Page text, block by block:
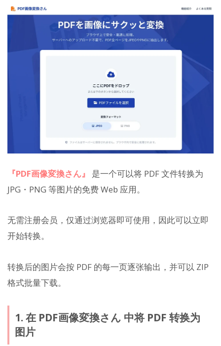
『PDF画像変換さん』
是一个可以将 PDF 文件转换为
JPG・PNG 等图片的免费 Web 应用。
无需注册会员，仅通过浏览器即可使用，因此可以立即
开始转换。
转换后的图片会按 PDF 的每一页逐张输出，并可以 ZIP
格式批量下载。
1. 在 PDF画像変換さん 中将 PDF 转换为
图片